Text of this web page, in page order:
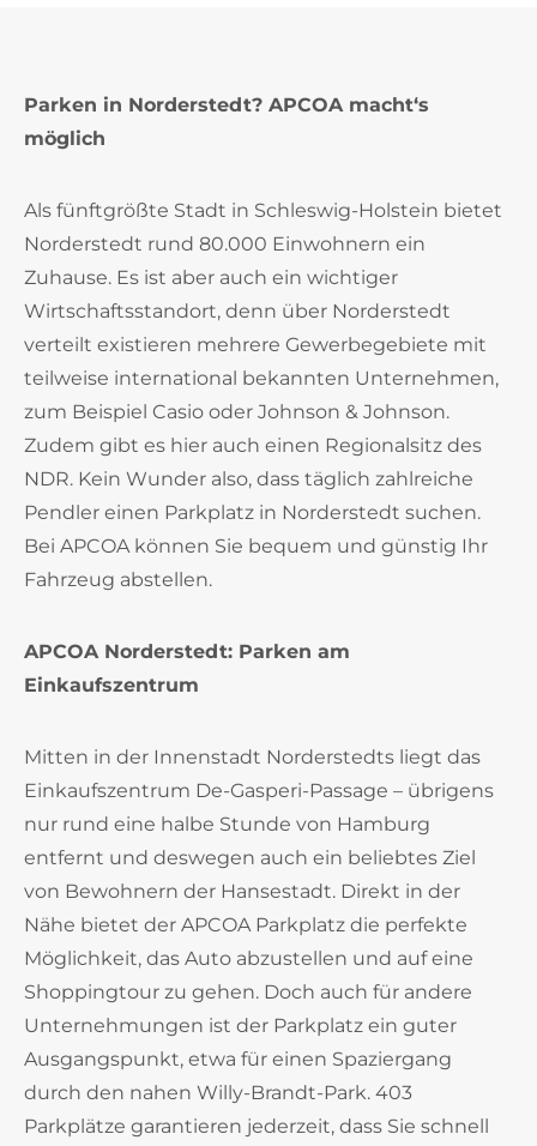
Parken in Norderstedt? APCOA macht‘s
möglich
Als fünftgrößte Stadt in Schleswig-Holstein bietet
Norderstedt rund 80.000 Einwohnern ein
Zuhause. Es ist aber auch ein wichtiger
Wirtschaftsstandort, denn über Norderstedt
verteilt existieren mehrere Gewerbegebiete mit
teilweise international bekannten Unternehmen,
zum Beispiel Casio oder Johnson & Johnson.
Zudem gibt es hier auch einen Regionalsitz des
NDR. Kein Wunder also, dass täglich zahlreiche
Pendler einen Parkplatz in Norderstedt suchen.
Bei APCOA können Sie bequem und günstig Ihr
Fahrzeug abstellen.
APCOA Norderstedt: Parken am
Einkaufszentrum
Mitten in der Innenstadt Norderstedts liegt das
Einkaufszentrum De-Gasperi-Passage – übrigens
nur rund eine halbe Stunde von Hamburg
entfernt und deswegen auch ein beliebtes Ziel
von Bewohnern der Hansestadt. Direkt in der
Nähe bietet der APCOA Parkplatz die perfekte
Möglichkeit, das Auto abzustellen und auf eine
Shoppingtour zu gehen. Doch auch für andere
Unternehmungen ist der Parkplatz ein guter
Ausgangspunkt, etwa für einen Spaziergang
durch den nahen Willy-Brandt-Park. 403
Parkplätze garantieren jederzeit, dass Sie schnell